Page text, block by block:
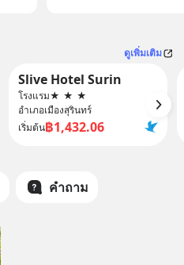
ดูเพิ่มเติม
Slive Hotel Surin
โรงแรม★ ★ ★
อำเภอเมืองสุรินทร์
เริ่มต้น฿1,432.06
คำถาม